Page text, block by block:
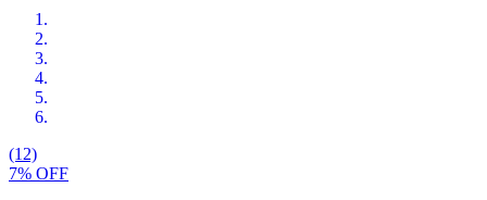
(12)
7% OFF